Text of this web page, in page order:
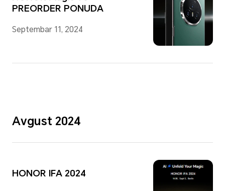
PREORDER PONUDA
Septembar 11, 2024
Avgust 2024
HONOR IFA 2024